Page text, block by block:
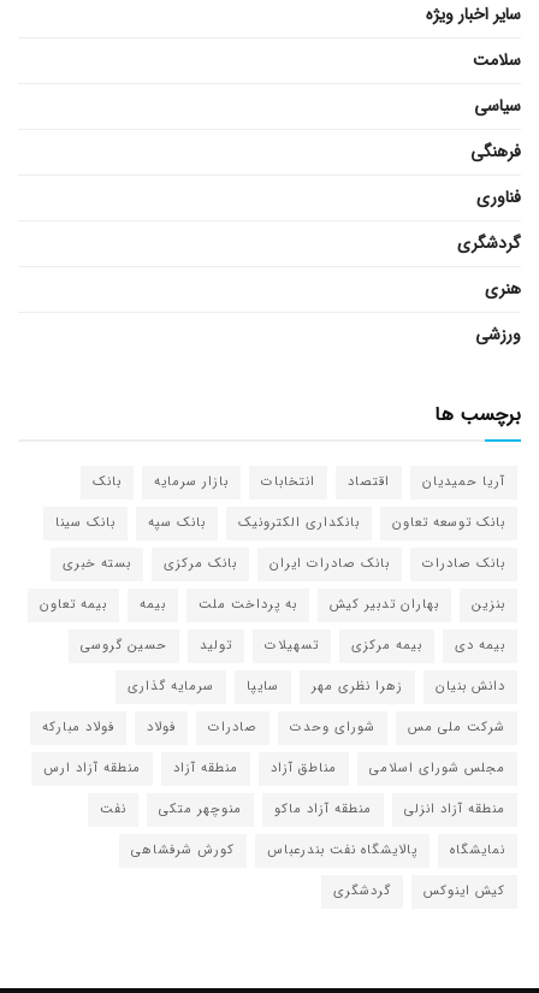
سایر اخبار ویژه
سلامت
سیاسی
فرهنگی
فناوری
گردشگری
هنری
ورزشی
برچسب ها
آریا حمیدیان اقتصاد انتخابات بازار سرمایه
بانک
بانک توسعه تعاون
بانکداری الکترونیک بانک سپه
بانک سینا
بانک صادرات
بانک صادرات ایران بانک مرکزی
بسته خبری
بنزین
بهاران تدبیر کیش به پرداخت ملت بیمه
بیمه تعاون
بیمه دی
بیمه مرکزی تسهیلات تولید
حسین گروسی
دانش بنیان
زهرا نظری مهر سایپا
سرمایه گذاری
شرکت ملی مس
شورای وحدت صادرات فولاد
فولاد مبارکه
مجلس شورای اسلامی
مناطق آزاد منطقه آزاد
منطقه آزاد ارس
منطقه آزاد انزلی
منطقه آزاد ماکو منوچهر متکی
نفت
نمایشگاه
پالایشگاه نفت بندرعباس
کورش شرفشاهی
کیش اینوکس
گردشگری